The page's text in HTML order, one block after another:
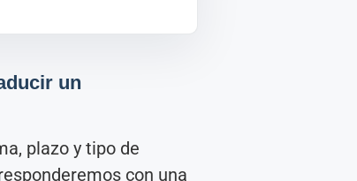
un
plazo y tipo de
con una